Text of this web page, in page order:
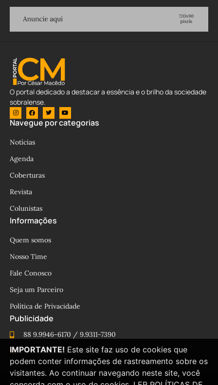
O portal dedicado a destacar a essência e o brilho da sociedade
sobralense.
Navegue por categorias
Notícias
Agenda
Coberturas
Revista
Colunistas
Informações
Quem somos
Nosso Time
Fale Conosco
Seja um Parceiro
Política de Privacidade
Publicidade
88 9.9946-6170 / 9.9311-7390
cesinhamacedo@yahoo.com.br
IMPORTANTE! Este site faz uso de cookies que
podem conter informações de rastreamento sobre os
visitantes. Ao continuar navegando neste site, você